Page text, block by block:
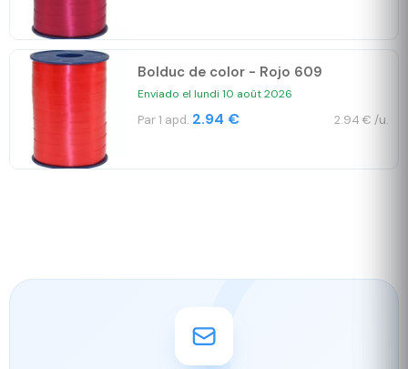
Bolduc de color - Rojo 609
Enviado el lundi 10 août 2026
Par 1 apd. 2.94 € 2.94 € /u.